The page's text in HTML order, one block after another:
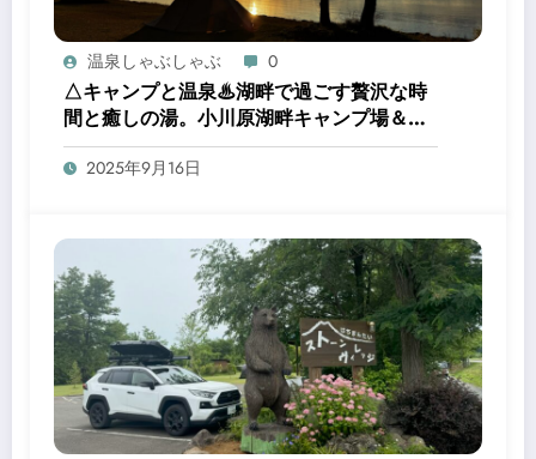
温泉しゃぶしゃぶ 0
△キャンプと温泉♨湖畔で過ごす贅沢な時
間と癒しの湯。小川原湖畔キャンプ場＆三
沢市民の森温泉浴場
2025年9月16日